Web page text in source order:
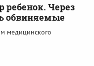
ребенок. Через
обвиняемые
медицинского